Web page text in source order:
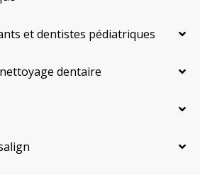
et dentistes pédiatriques
dentaire